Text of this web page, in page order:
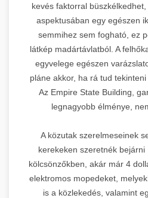
kevés faktorral
aspektusában egy egészen
semmihez sem fogható, ez
látkép madártávlatból. A
egyvelege egészen
pláne akkor, ha rá tud
Az Empire State Building,
legnagyobb élménye,
A közutak szerelmeseinek
kerekeken szeretnék bejárni
kölcsönzőkben, akár már 4
elektromos mopedeket,
is a közlekedés, valamint